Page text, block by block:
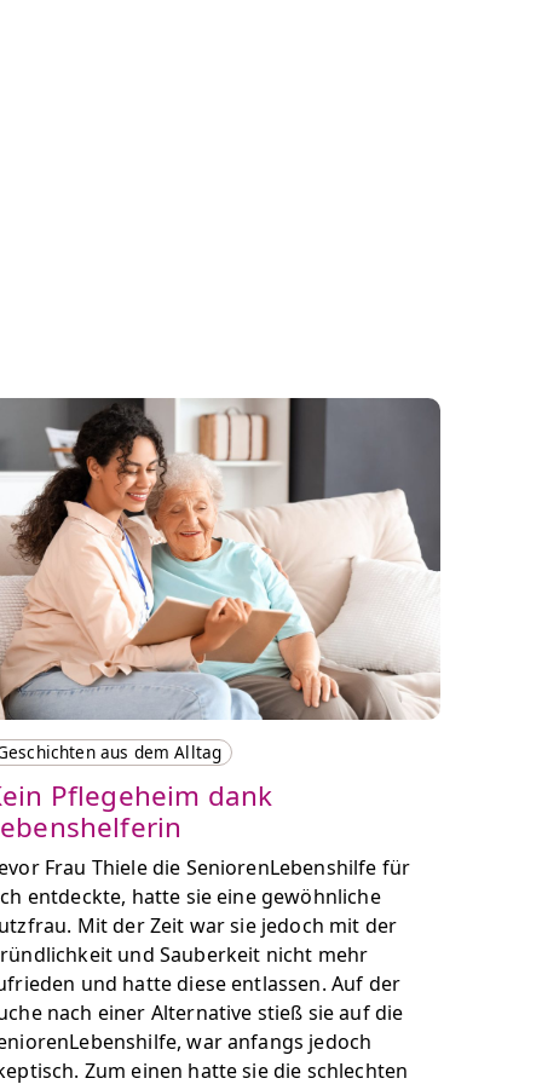
aus dem Alltag
Pflegeheim dank
Frau Thiele die SeniorenLebenshilfe für
entdeckte, hatte sie eine gewöhnliche
Mit der Zeit war sie jedoch mit der
und Sauberkeit nicht mehr
und hatte diese entlassen. Auf der
nach einer Alternative stieß sie auf die
war anfangs jedoch
Zum einen hatte sie die schlechten